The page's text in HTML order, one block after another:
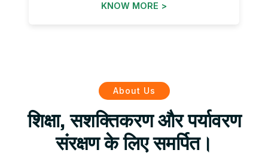
KNOW MORE >
About Us
शिक्षा, सशक्तिकरण और पर्यावरण
संरक्षण के लिए समर्पित।